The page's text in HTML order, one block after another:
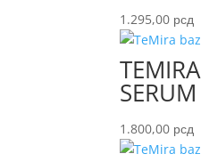
1.295,00 рсд
SERUM
1.800,00 рсд